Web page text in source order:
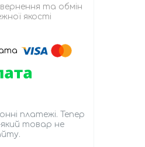
та обмін
якості
платежі. Тепер
товар не